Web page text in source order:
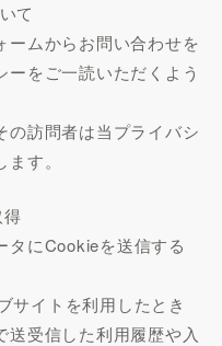
て
ームからお問い合わせを
をご一読いただくよう
の訪問者は当プライバシ
す。
タにCookieを送信する
サイトを利用したとき
送受信した利用履歴や入